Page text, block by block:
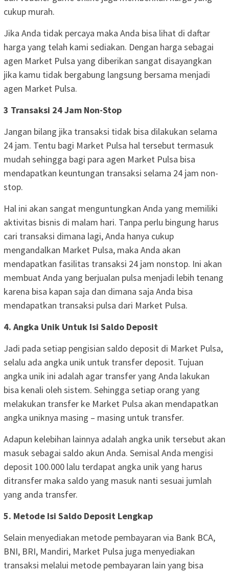
cukup murah.
Jika Anda tidak percaya maka Anda bisa lihat di daftar
harga yang telah kami sediakan. Dengan harga sebagai
agen Market Pulsa yang diberikan sangat disayangkan
jika kamu tidak bergabung langsung bersama menjadi
agen Market Pulsa.
3 Transaksi 24 Jam Non-Stop
Jangan bilang jika transaksi tidak bisa dilakukan selama
24 jam. Tentu bagi Market Pulsa hal tersebut termasuk
mudah sehingga bagi para agen Market Pulsa bisa
mendapatkan keuntungan transaksi selama 24 jam non-
stop.
Hal ini akan sangat menguntungkan Anda yang memiliki
aktivitas bisnis di malam hari. Tanpa perlu bingung harus
cari transaksi dimana lagi, Anda hanya cukup
mengandalkan Market Pulsa, maka Anda akan
mendapatkan fasilitas transaksi 24 jam nonstop. Ini akan
membuat Anda yang berjualan pulsa menjadi lebih tenang
karena bisa kapan saja dan dimana saja Anda bisa
mendapatkan transaksi pulsa dari Market Pulsa.
4. Angka Unik Untuk Isi Saldo Deposit
Jadi pada setiap pengisian saldo deposit di Market Pulsa,
selalu ada angka unik untuk transfer deposit. Tujuan
angka unik ini adalah agar transfer yang Anda lakukan
bisa kenali oleh sistem. Sehingga setiap orang yang
melakukan transfer ke Market Pulsa akan mendapatkan
angka uniknya masing – masing untuk transfer.
Adapun kelebihan lainnya adalah angka unik tersebut akan
masuk sebagai saldo akun Anda. Semisal Anda mengisi
deposit 100.000 lalu terdapat angka unik yang harus
ditransfer maka saldo yang masuk nanti sesuai jumlah
yang anda transfer.
5. Metode Isi Saldo Deposit Lengkap
Selain menyediakan metode pembayaran via Bank BCA,
BNI, BRI, Mandiri, Market Pulsa juga menyediakan
transaksi melalui metode pembayaran lain yang bisa